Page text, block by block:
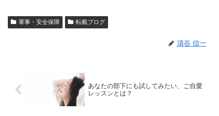
軍事・安全保障 転載ブログ
清谷 信一
あなたの部下にも試してみたい、ご自愛
レッスンとは？